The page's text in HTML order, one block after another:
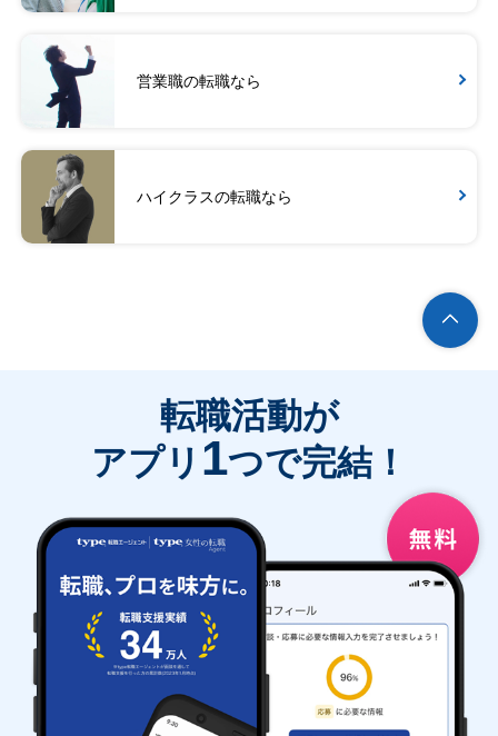
営業職の転職なら
ハイクラスの転職なら
転職活動が
アプリ 1つで完結！